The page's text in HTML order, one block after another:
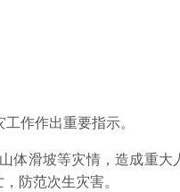
作作出重要指示。
滑坡等灾情，造成重大
防范次生灾害。